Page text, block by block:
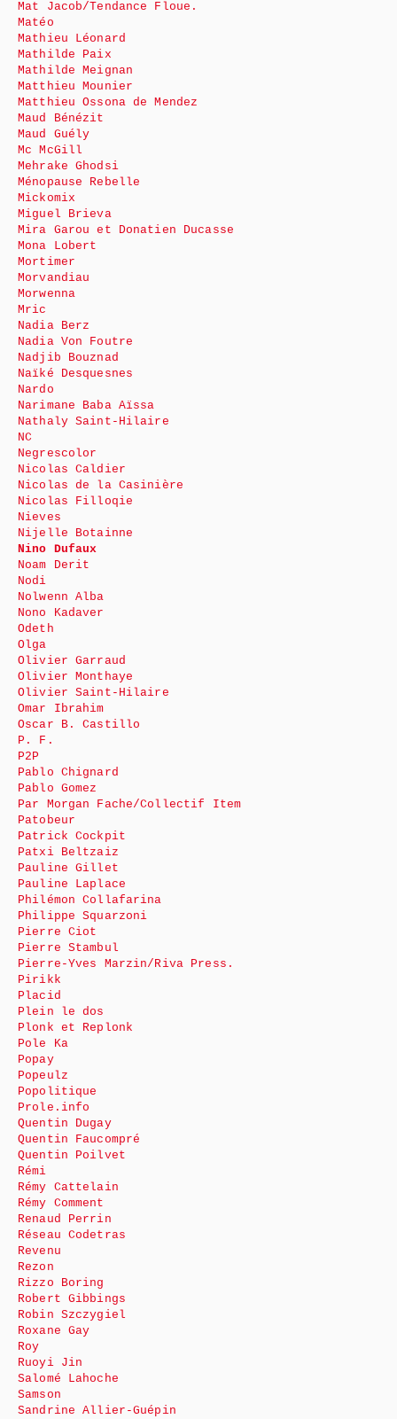
Mat Jacob/Tendance Floue.
Matéo
Mathieu Léonard
Mathilde Paix
Mathilde Meignan
Matthieu Mounier
Matthieu Ossona de Mendez
Maud Bénézit
Maud Guély
Mc McGill
Mehrake Ghodsi
Ménopause Rebelle
Mickomix
Miguel Brieva
Mira Garou et Donatien Ducasse
Mona Lobert
Mortimer
Morvandiau
Morwenna
Mric
Nadia Berz
Nadia Von Foutre
Nadjib Bouznad
Naïké Desquesnes
Nardo
Narimane Baba Aïssa
Nathaly Saint-Hilaire
NC
Negrescolor
Nicolas Caldier
Nicolas de la Casinière
Nicolas Filloqie
Nieves
Nijelle Botainne
Nino Dufaux
Noam Derit
Nodi
Nolwenn Alba
Nono Kadaver
Odeth
Olga
Olivier Garraud
Olivier Monthaye
Olivier Saint-Hilaire
Omar Ibrahim
Oscar B. Castillo
P. F.
P2P
Pablo Chignard
Pablo Gomez
Par Morgan Fache/Collectif Item
Patobeur
Patrick Cockpit
Patxi Beltzaiz
Pauline Gillet
Pauline Laplace
Philémon Collafarina
Philippe Squarzoni
Pierre Ciot
Pierre Stambul
Pierre-Yves Marzin/Riva Press.
Pirikk
Placid
Plein le dos
Plonk et Replonk
Pole Ka
Popay
Popeulz
Popolitique
Prole.info
Quentin Dugay
Quentin Faucompré
Quentin Poilvet
Rémi
Rémy Cattelain
Rémy Comment
Renaud Perrin
Réseau Codetras
Revenu
Rezon
Rizzo Boring
Robert Gibbings
Robin Szczygiel
Roxane Gay
Roy
Ruoyi Jin
Salomé Lahoche
Samson
Sandrine Allier-Guépin